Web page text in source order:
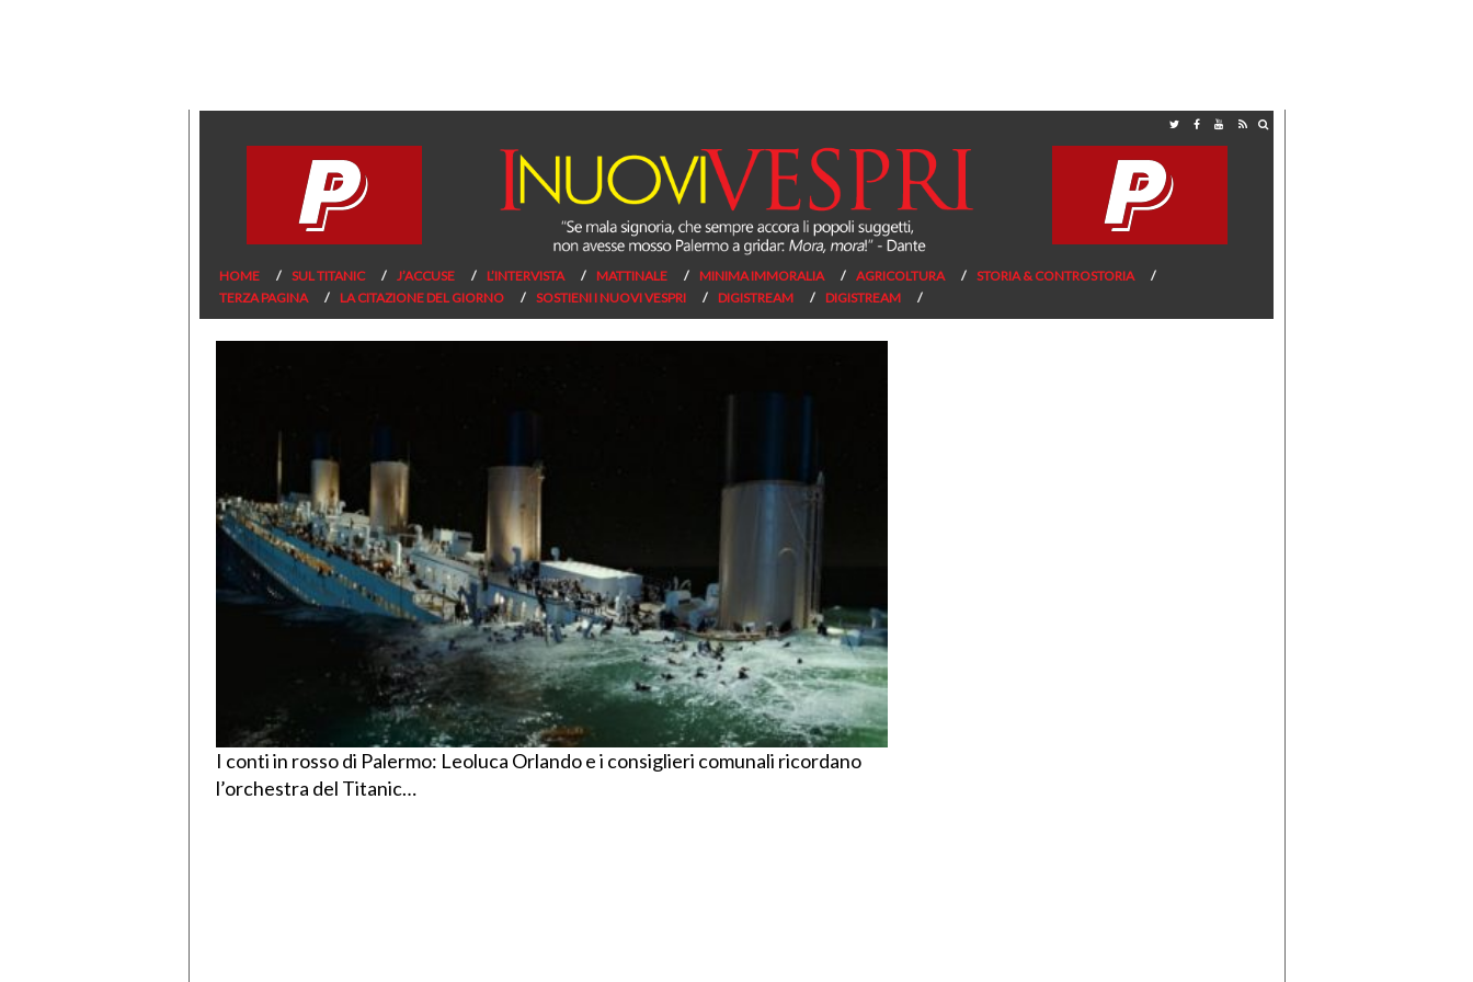
HOME SUL TITANIC J’ACCUSE L’INTERVISTA MATTINALE MINIMA IMMORALIA AGRICOLTURA
STORIA & CONTROSTORIA
TERZA PAGINA
LA CITAZIONE DEL GIORNO SOSTIENI I NUOVI VESPRI DIGISTREAM DIGISTREAM
I conti in rosso di Palermo: Leoluca Orlando e i consiglieri comunali ricordano
l’orchestra del Titanic…